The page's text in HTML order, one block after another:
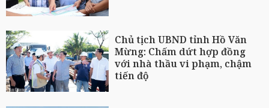
Chủ tịch UBND tỉnh Hồ Văn
Mừng: Chấm dứt hợp đồng
với nhà thầu vi phạm, chậm
tiến độ